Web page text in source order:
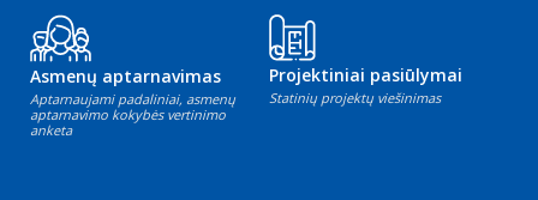
Asmenų aptarnavimas
Aptarnaujami padaliniai, asmenų
aptarnavimo kokybės vertinimo
anketa
Projektiniai pasiūlymai
Statinių projektų viešinimas